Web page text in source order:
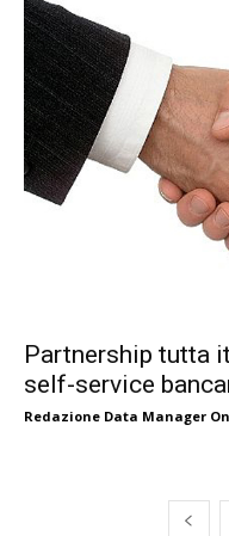
Partnership tutta
self-service
Redazione Data Manager